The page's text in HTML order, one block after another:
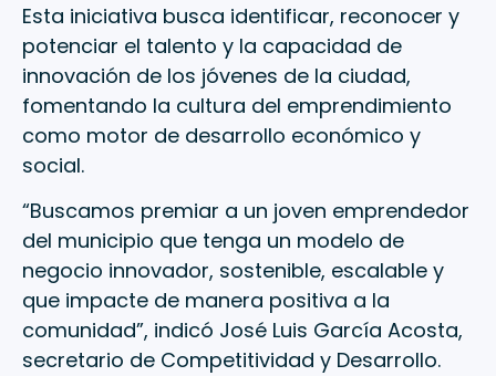
Esta iniciativa busca identificar, reconocer y
potenciar el talento y la capacidad de
innovación de los jóvenes de la ciudad,
fomentando la cultura del emprendimiento
como motor de desarrollo económico y
social.
“Buscamos premiar a un joven emprendedor
del municipio que tenga un modelo de
negocio innovador, sostenible, escalable y
que impacte de manera positiva a la
comunidad”, indicó José Luis García Acosta,
secretario de Competitividad y Desarrollo.